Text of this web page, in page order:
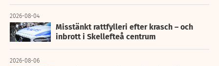
2026-08-04
Misstänkt rattfylleri efter krasch – och
inbrott i Skellefteå centrum
2026-08-06